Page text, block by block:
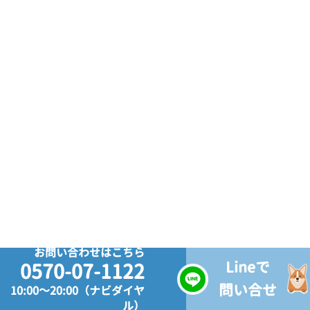
お問い合わせはこちら
0570-07-1122
10:00～20:00（ナビダイヤ
ル）
Lineで
問い合せ